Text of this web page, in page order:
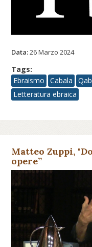
Data:26 Marzo 2024
Tags:
Ebraismo
Cabala
Letteratura ebraica
Matteo Zuppi,
opere”